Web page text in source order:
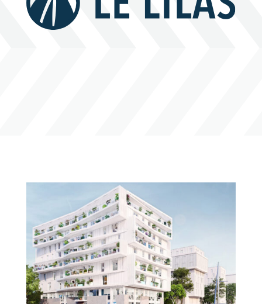
Contact